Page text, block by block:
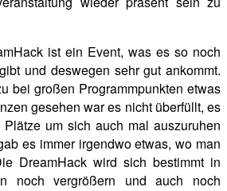
ist ein Event, was es so noch
und deswegen sehr gut ankommt.
bei großen Programmpunkten etwas
gesehen war es nicht überfüllt, es
um sich auch mal auszuruhen
es immer irgendwo etwas, wo man
DreamHack wird sich bestimmt in
noch vergrößern und auch noch